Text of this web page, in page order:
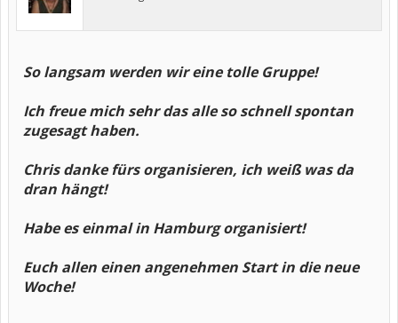
So langsam werden wir eine tolle Gruppe!
Ich freue mich sehr das alle so schnell spontan
zugesagt haben.
Chris danke fürs organisieren, ich weiß was da
dran hängt!
Habe es einmal in Hamburg organisiert!
Euch allen einen angenehmen Start in die neue
Woche!